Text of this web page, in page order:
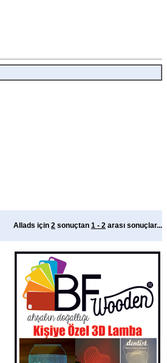
Allads için 2 sonuçtan 1 - 2 arası sonuçlar...